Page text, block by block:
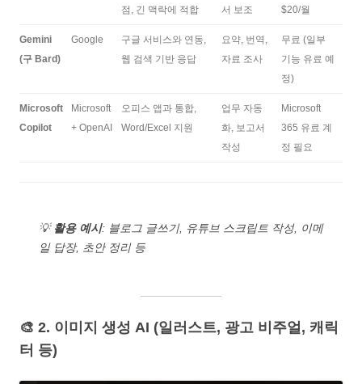
점, 긴 맥락에 적합
서 보조
$20/월
Gemini
(구 Bard)
Google
구글 서비스와 연동,
웹 검색 기반 응답
요약, 번역,
자료 조사
무료 (일부
기능 유료 예
정)
Microsoft
Copilot
Microsoft
+ OpenAI
오피스 앱과 통합,
Word/Excel 지원
업무 자동
화, 보고서
작성
Microsoft
365 유료 계
정 필요
💡 활용 예시: 블로그 글쓰기, 유튜브 스크립트 작성, 이메
일 답장, 초안 정리 등
🎨 2. 이미지 생성 AI (일러스트, 광고 비주얼, 캐릭
터 등)